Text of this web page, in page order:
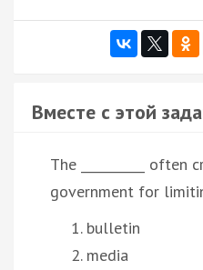
Вместе с этой
The __________ often
government for
bulletin
media